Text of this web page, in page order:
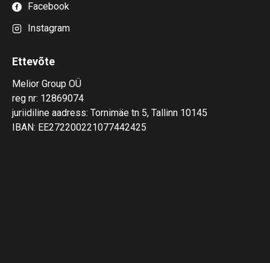
Facebook
Instagram
Ettevõte
Melior Group OÜ
reg nr: 12869074
juriidiline aadress: Tornimäe tn 5, Tallinn 10145
IBAN: EE272200221077442425